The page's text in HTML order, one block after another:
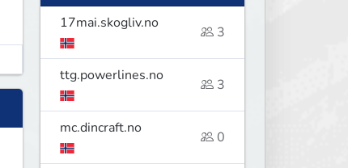
17mai.skogliv.no
3
ttg.powerlines.no
3
mc.dincraft.no
0